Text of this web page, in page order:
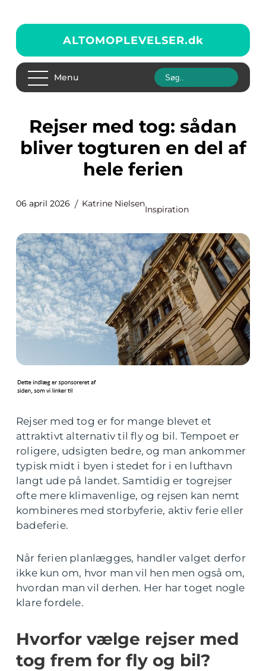
ALTOMOPLEVELSER.dk
Menu
Rejser med tog: sådan
bliver togturen en del af
hele ferien
06 april 2026 Katrine Nielsen
Inspiration
Rejser med tog er for mange blevet et
attraktivt alternativ til fly og bil. Tempoet er
roligere, udsigten bedre, og man ankommer
typisk midt i byen i stedet for i en lufthavn
langt ude på landet. Samtidig er togrejser
ofte mere klimavenlige, og rejsen kan nemt
kombineres med storbyferie, aktiv ferie eller
badeferie.
Når ferien planlægges, handler valget derfor
ikke kun om, hvor man vil hen men også om,
hvordan man vil derhen. Her har toget nogle
klare fordele.
Hvorfor vælge rejser med
tog frem for fly og bil?